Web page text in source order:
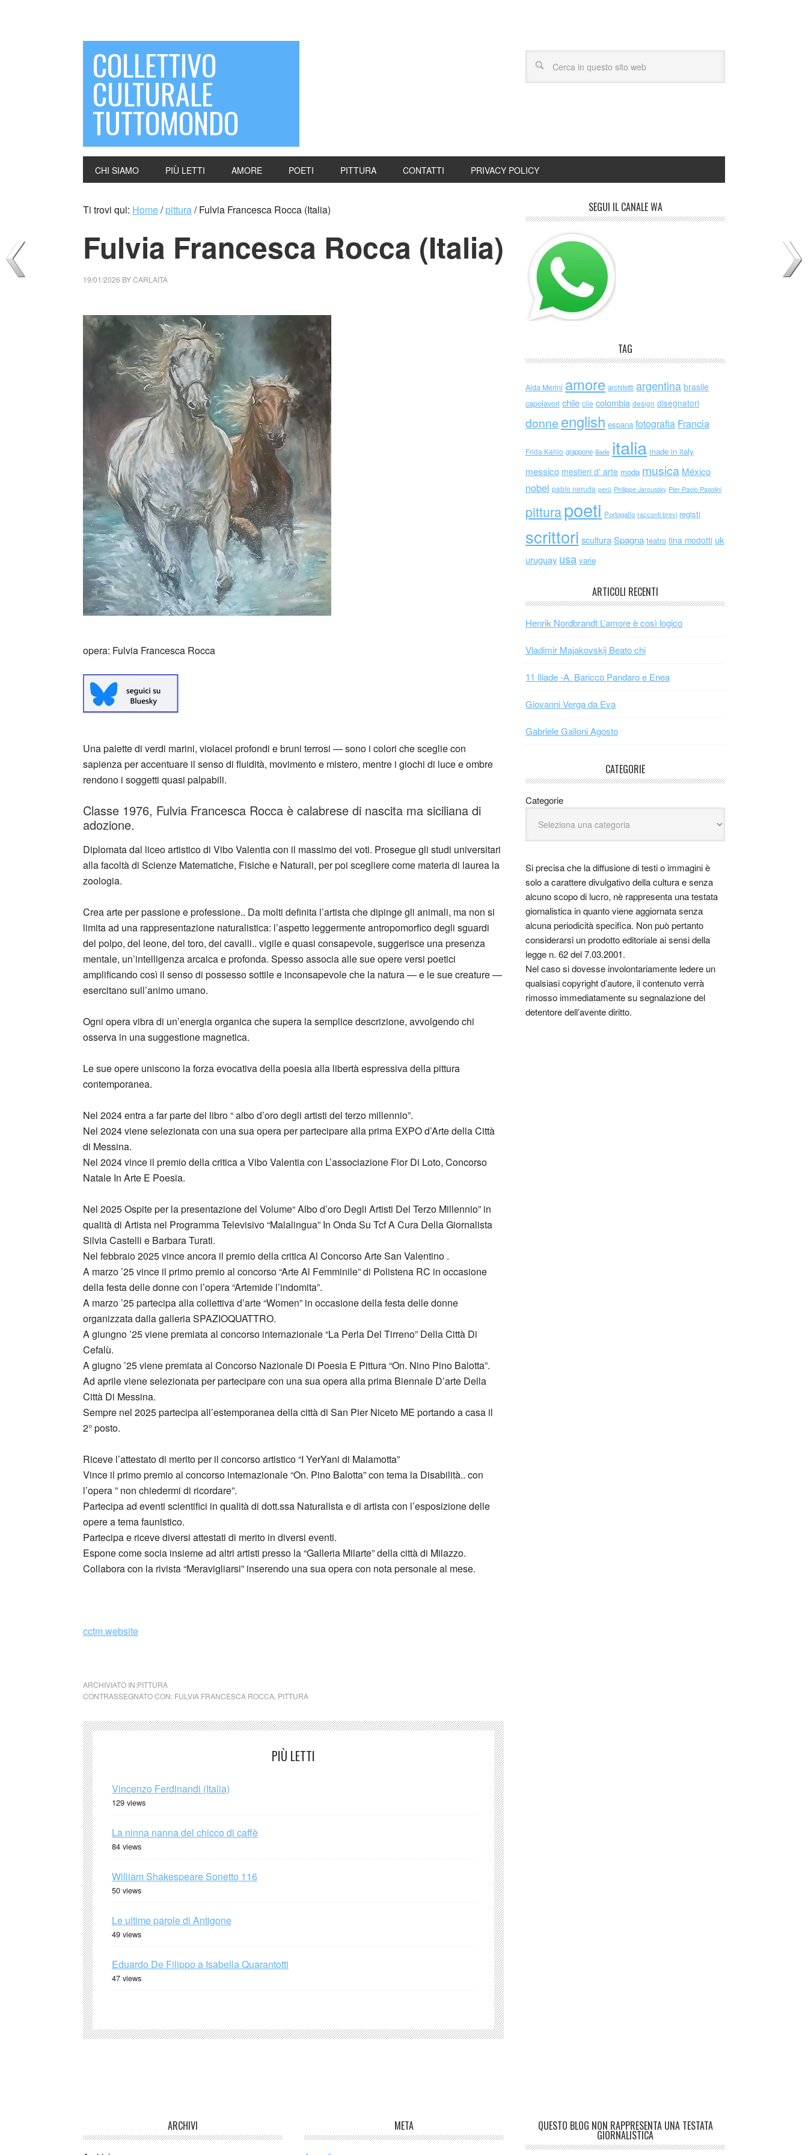
COLLETTIVO
CULTURALE
TUTTOMONDO
CHI SIAMO PIÙ LETTI AMORE POETI PITTURA CONTATTI PRIVACY POLICY
Ti trovi qui: Home/ pittura/Fulvia Francesca Rocca (Italia)
Fulvia Francesca Rocca (Italia)
19/01/2026 BYCARLAITA
opera: Fulvia Francesca Rocca
Una palette di verdi marini, violacei profondi e bruni terrosi — sono i colori che sceglie con
sapienza per accentuare il senso di fluidità, movimento e mistero, mentre i giochi di luce e ombre
rendono i soggetti quasi palpabili.
Classe 1976, Fulvia Francesca Rocca è calabrese di nascita ma siciliana di
adozione.
Diplomata dal liceo artistico di Vibo Valentia con il massimo dei voti. Prosegue gli studi universitari
alla facoltà di Scienze Matematiche, Fisiche e Naturali, per poi scegliere come materia di laurea la
zoologia.
Crea arte per passione e professione.. Da molti definita l’artista che dipinge gli animali, ma non si
limita ad una rappresentazione naturalistica: l’aspetto leggermente antropomorfico degli sguardi
del polpo, del leone, del toro, dei cavalli.. vigile e quasi consapevole, suggerisce una presenza
mentale, un’intelligenza arcaica e profonda. Spesso associa alle sue opere versi poetici
amplificando così il senso di possesso sottile e inconsapevole che la natura — e le sue creature —
esercitano sull’animo umano.
Ogni opera vibra di un’energia organica che supera la semplice descrizione, avvolgendo chi
osserva in una suggestione magnetica.
Le sue opere uniscono la forza evocativa della poesia alla libertà espressiva della pittura
contemporanea.
Nel 2024 entra a far parte del libro “ albo d’oro degli artisti del terzo millennio”.
Nel 2024 viene selezionata con una sua opera per partecipare alla prima EXPO d’Arte della Città
di Messina.
Nel 2024 vince il premio della critica a Vibo Valentia con L’associazione Fior Di Loto, Concorso
Natale In Arte E Poesia.
Nel 2025 Ospite per la presentazione del Volume“ Albo d’oro Degli Artisti Del Terzo Millennio” in
qualità di Artista nel Programma Televisivo “Malalingua” In Onda Su Tcf A Cura Della Giornalista
Silvia Castelli e Barbara Turati.
Nel febbraio 2025 vince ancora il premio della critica Al Concorso Arte San Valentino .
A marzo ’25 vince il primo premio al concorso “Arte Al Femminile” di Polistena RC in occasione
della festa delle donne con l’opera “Artemide l’indomita”.
A marzo ’25 partecipa alla collettiva d’arte “Women” in occasione della festa delle donne
organizzata dalla galleria SPAZIOQUATTRO.
A giungno ’25 viene premiata al concorso internazionale “La Perla Del Tirreno” Della Città Di
Cefalù.
A giugno ’25 viene premiata al Concorso Nazionale Di Poesia E Pittura “On. Nino Pino Balotta”.
Ad aprile viene selezionata per partecipare con una sua opera alla prima Biennale D’arte Della
Città Di Messina.
Sempre nel 2025 partecipa all’estemporanea della città di San Pier Niceto ME portando a casa il
2° posto.
Riceve l’attestato di merito per il concorso artistico “I YerYani di Malamotta”
Vince il primo premio al concorso internazionale “On. Pino Balotta” con tema la Disabilità.. con
l’opera ” non chiedermi di ricordare”.
Partecipa ad eventi scientifici in qualità di dott.ssa Naturalista e di artista con l’esposizione delle
opere a tema faunistico.
Partecipa e riceve diversi attestati di merito in diversi eventi.
Espone come socia insieme ad altri artisti presso la “Galleria Milarte” della città di Milazzo.
Collabora con la rivista “Meravigliarsi” inserendo una sua opera con nota personale al mese.
cctm.website
ARCHIVIATO IN:PITTURA
CONTRASSEGNATO CON: FULVIA FRANCESCA ROCCA PITTURA
PIÙ LETTI
Vincenzo Ferdinandi (Italia)
129 views
La ninna nanna del chicco di caffè
84 views
William Shakespeare Sonetto 116
50 views
Le ultime parole di Antigone
49 views
Eduardo De Filippo a Isabella Quarantotti
47 views
SEGUI IL CANALE WA
TAG
Alda Merini amore architetti argentina brasile
capolavori chile cile colombia design disegnatori
donne english espana fotografia Francia
Frida Kahlo giappone iliade italia made in italy
messico mestieri d' arte moda musica México
nobel pablo neruda perù Philippe Jaroussky Pier Paolo Pasolini
pitturapoeti Portogallo racconti brevi registi
scrittori scultura Spagna teatro tina modotti uk
uruguay usa varie
ARTICOLI RECENTI
Henrik Nordbrandt L’amore è così logico
Vladimir Majakovskij Beato chi
11 Iliade -A. Baricco Pandaro e Enea
Giovanni Verga da Eva
Gabriele Galloni Agosto
CATEGORIE
Categorie
Si precisa che la diffusione di testi o immagini è
solo a carattere divulgativo della cultura e senza
alcuno scopo di lucro, nè rappresenta una testata
giornalistica in quanto viene aggiornata senza
alcuna periodicità specifica. Non può pertanto
considerarsi un prodotto editoriale ai sensi della
legge n. 62 del 7.03.2001.
Nel caso si dovesse involontariamente ledere un
qualsiasi copyright d’autore, il contenuto verrà
rimosso immediatamente su segnalazione del
detentore dell’avente diritto.
ARCHIVI META QUESTO BLOG NON RAPPRESENTA UNA TESTATA
GIORNALISTICA